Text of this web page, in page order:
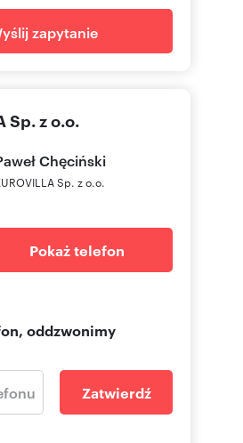
zapytanie
Sp. z o.o.
Chęciński
Sp. z o.o.
Pokaż telefon
oddzwonimy
Zatwierdź